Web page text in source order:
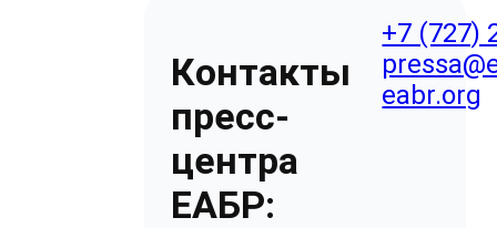
Контакты
пресс-
центра
ЕАБР:
+7 (727)
eabr.org